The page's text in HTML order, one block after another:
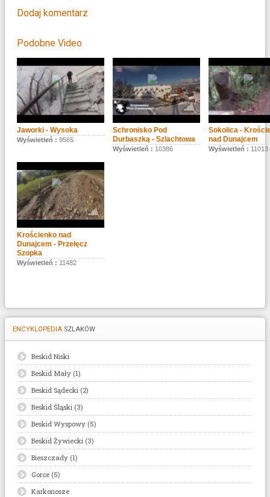
Dodaj komentarz
Podobne Video
Jaworki - Wysoka
Wyświetleń : 9565
Schronisko Pod
Durbaszką - Szlachtowa
Wyświetleń : 10386
Sokolica -
nad Dunajcem
Wyświetleń : 11013
Krościenko nad
Dunajcem - Przełęcz
Szopka
Wyświetleń : 11482
ENCYKLOPEDIA SZLAKÓW
Beskid Niski
Beskid Mały (1)
Beskid Sądecki (2)
Beskid Śląski (3)
Beskid Wyspowy (5)
Beskid Żywiecki (3)
Bieszczady (1)
Gorce (5)
Karkonosze